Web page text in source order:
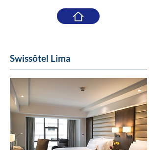
Swissôtel Lima